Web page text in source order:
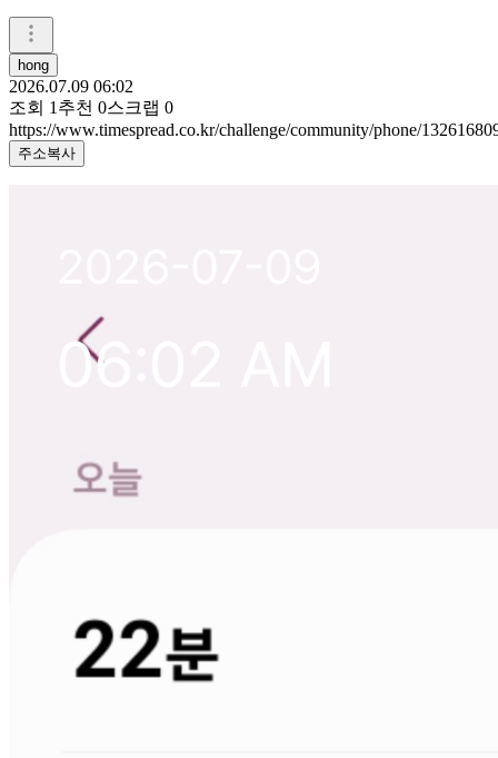
hong
2026.07.09 06:02
조회 1 추천 0스크랩 0
https://www.timespread.co.kr/challenge/community/phone/
주소복사